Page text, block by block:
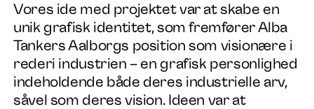
Vores ide med projektet var at skabe en
unik grafisk identitet, som fremfører Alba
Tankers Aalborgs position som visionære i
rederi industrien – en grafisk personlighed
indeholdende både deres industrielle arv,
såvel som deres vision. Ideen var at